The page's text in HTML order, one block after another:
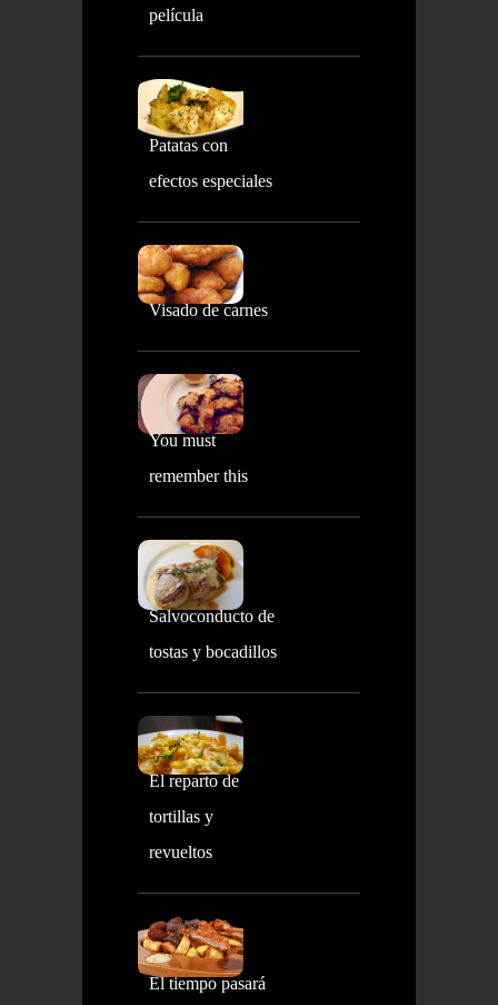
película
Patatas con
efectos especiales
Visado de carnes
You must
remember this
Salvoconducto de
tostas y bocadillos
El reparto de
tortillas y
revueltos
El tiempo pasará